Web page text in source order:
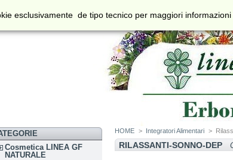
Valuta
Cosmetica LINEA GF
NATURALE
HOME > Integratori Alimentari >
RILASSANTI-SONNO-DEP
esclusivamente de tipo tecnico per maggiori